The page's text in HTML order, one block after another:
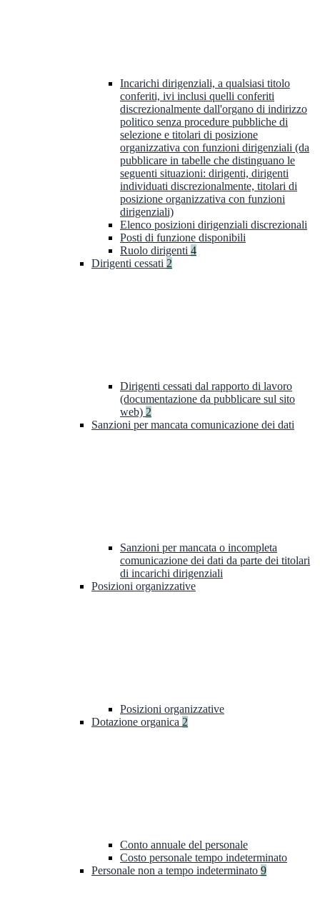
Incarichi dirigenziali, a qualsiasi titolo
conferiti, ivi inclusi quelli conferiti
discrezionalmente dall'organo di indirizzo
politico senza procedure pubbliche di
selezione e titolari di posizione
organizzativa con funzioni dirigenziali (da
pubblicare in tabelle che distinguano le
seguenti situazioni: dirigenti, dirigenti
individuati discrezionalmente, titolari di
posizione organizzativa con funzioni
dirigenziali)
Elenco posizioni dirigenziali discrezionali
Posti di funzione disponibili
Ruolo dirigenti 4
Dirigenti cessati 2
Dirigenti cessati dal rapporto di lavoro
(documentazione da pubblicare sul sito
web) 2
Sanzioni per mancata comunicazione dei dati
Sanzioni per mancata o incompleta
comunicazione dei dati da parte dei titolari
di incarichi dirigenziali
Posizioni organizzative
Posizioni organizzative
Dotazione organica 2
Conto annuale del personale
Costo personale tempo indeterminato
Personale non a tempo indeterminato 9